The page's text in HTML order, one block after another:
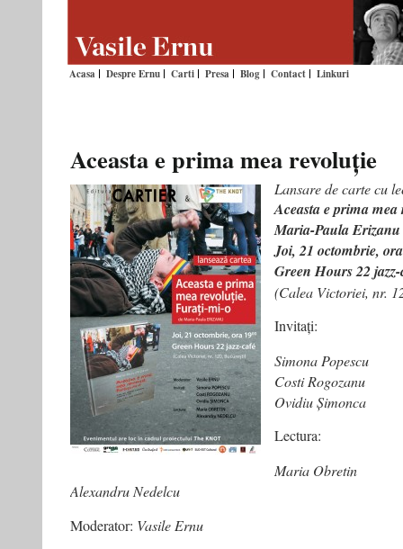
Acasa Despre Ernu Carti Presa Blog Contact Linkuri
Aceasta e prima mea revoluție
Lansare de carte cu
Aceasta e prima
Maria-Paula Erizanu
Joi, 21 octombrie,
Green Hours 22
(Calea Victoriei, nr.
Invitați:
Simona Popescu
Costi Rogozanu
Ovidiu Șimonca
Lectura:
Maria Obretin
Alexandru Nedelcu
Moderator: Vasile Ernu